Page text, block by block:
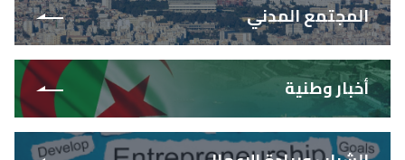
المجتمع المدني
أخبار وطنية